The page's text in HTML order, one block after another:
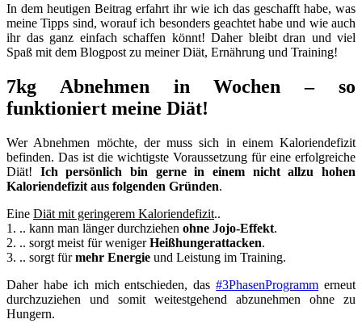
In dem heutigen Beitrag erfahrt ihr wie ich das geschafft habe, was
meine Tipps sind, worauf ich besonders geachtet habe und wie auch
ihr das ganz einfach schaffen könnt! Daher bleibt dran und viel
Spaß mit dem Blogpost zu meiner Diät, Ernährung und Training!
7kg Abnehmen in Wochen – so
funktioniert meine Diät!
Wer Abnehmen möchte, der muss sich in einem Kaloriendefizit
befinden. Das ist die wichtigste Voraussetzung für eine erfolgreiche
Diät! Ich persönlich bin gerne in einem nicht allzu hohen
Kaloriendefizit aus folgenden Gründen.
Eine Diät mit geringerem Kaloriendefizit..
1. .. kann man länger durchziehen ohne Jojo-Effekt.
2. .. sorgt meist für wenigerHeißhungerattacken.
3. .. sorgt fürmehr Energie und Leistung im Training.
Daher habe ich mich entschieden, das#3PhasenProgramm erneut
durchzuziehen und somit weitestgehend abzunehmen ohne zu
Hungern.